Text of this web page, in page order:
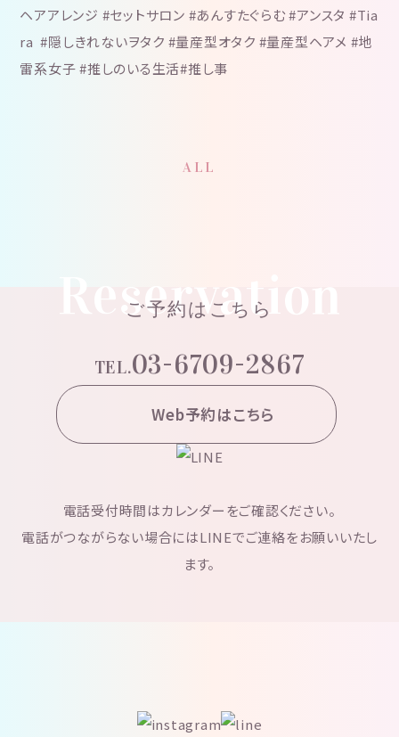
ヘアアレンジ #セットサロン #あんすたぐらむ #アンスタ #Tia
ra #隠しきれないヲタク #量産型オタク #量産型ヘアメ #地
雷系女子 #推しのいる生活#推し事
ALL
Reservation
ご予約はこちら
TEL.03-6709-2867
Web予約はこちら
電話受付時間はカレンダーをご確認ください。
電話がつながらない場合にはLINEでご連絡をお願いいたし
ます。